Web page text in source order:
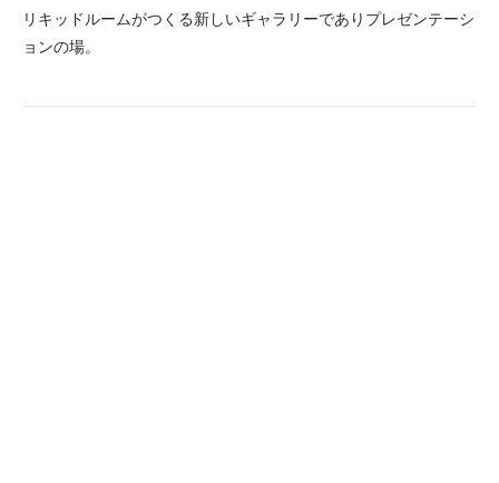
リキッドルームがつくる新しいギャラリーでありプレゼンテーシ
ョンの場。